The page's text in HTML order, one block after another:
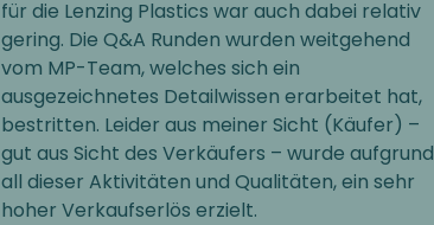
für die Lenzing Plastics war auch dabei relativ
gering. Die Q&A Runden wurden weitgehend
vom MP-Team, welches sich ein
ausgezeichnetes Detailwissen erarbeitet hat,
bestritten. Leider aus meiner Sicht (Käufer) –
gut aus Sicht des Verkäufers – wurde aufgrund
all dieser Aktivitäten und Qualitäten, ein sehr
hoher Verkaufserlös erzielt.